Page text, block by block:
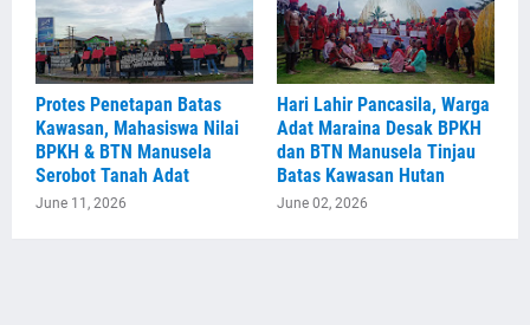
Protes Penetapan Batas
Kawasan, Mahasiswa Nilai
BPKH & BTN Manusela
Serobot Tanah Adat
June 11, 2026
Hari Lahir Pancasila, Warga
Adat Maraina Desak BPKH
dan BTN Manusela Tinjau
Batas Kawasan Hutan
June 02, 2026